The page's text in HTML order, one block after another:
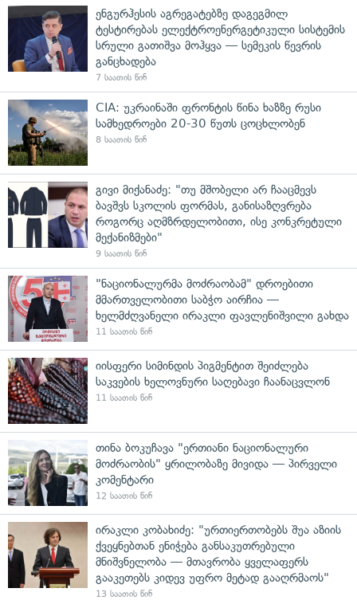
ენგურჰესის აგრეგატებზე დაგეგმილ
ტესტირებას ელექტროენერგეტიკული სისტემის
სრული გათიშვა მოჰყვა — სემეკის წევრის
განცხადება
7 საათის წინ
CIA: უკრაინაში ფრონტის წინა ხაზზე რუსი
სამხედროები 20-30 წუთს ცოცხლობენ
8 საათის წინ
გივი მიქანაძე: "თუ მშობელი არ ჩააცმევს
ბავშვს სკოლის ფორმას, განისაზღვრება
როგორც აღმზრდელობითი, ისე კონკრეტული
მექანიზმები"
9 საათის წინ
"ნაციონალურმა მოძრაობამ" დროებითი
მმართველობითი საბჭო აირჩია —
ხელმძღვანელი ირაკლი ფავლენიშვილი გახდა
11 საათის წინ
იისფერი სიმინდის პიგმენტით შეიძლება
საკვების ხელოვნური საღებავი ჩაანაცვლონ
11 საათის წინ
თინა ბოკუჩავა "ერთიანი ნაციონალური
მოძრაობის" ყრილობაზე მივიდა — პირველი
კომენტარი
12 საათის წინ
ირაკლი კობახიძე: "ურთიერთობებს შუა აზიის
ქვეყნებთან ენიჭება განსაკუთრებული
მნიშვნელობა — მთავრობა ყველაფერს
გააკეთებს კიდევ უფრო მეტად გააღრმაოს"
13 საათის წინ